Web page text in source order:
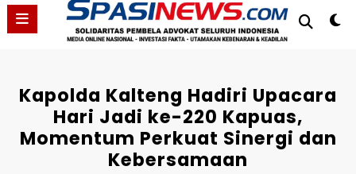
Kapolda Kalteng Hadiri Upacara
Hari Jadi ke-220 Kapuas,
Momentum Perkuat Sinergi dan
Kebersamaan